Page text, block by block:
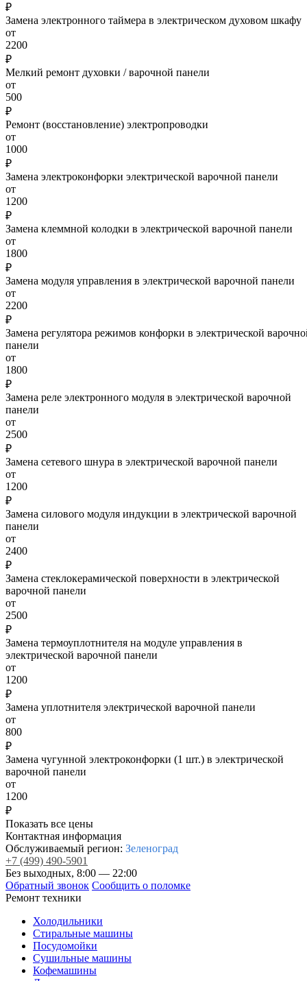
₽
Замена электронного таймера в электрическом духовом шкафу
от
2200
₽
Мелкий ремонт духовки / варочной панели
от
500
₽
Ремонт (восстановление) электропроводки
от
1000
₽
Замена электроконфорки электрической варочной панели
от
1200
₽
Замена клеммной колодки в электрической варочной панели
от
1800
₽
Замена модуля управления в электрической варочной панели
от
2200
₽
Замена регулятора режимов конфорки в электрической
панели
от
1800
₽
Замена реле электронного модуля в электрической варочной
панели
от
2500
₽
Замена сетевого шнура в электрической варочной панели
от
1200
₽
Замена силового модуля индукции в электрической варочной
панели
от
2400
₽
Замена стеклокерамической поверхности в электрической
варочной панели
от
2500
₽
Замена термоуплотнителя на модуле управления в
электрической варочной панели
от
1200
₽
Замена уплотнителя электрической варочной панели
от
800
₽
Замена чугунной электроконфорки (1 шт.) в электрической
варочной панели
от
1200
₽
Показать все цены
Контактная информация
Обслуживаемый регион: Зеленоград
+7 (499) 490-5901
Без выходных, 8:00 — 22:00
Обратный звонок Сообщить о поломке
Ремонт техники
Холодильники
Стиральные машины
Посудомойки
Сушильные машины
Кофемашины